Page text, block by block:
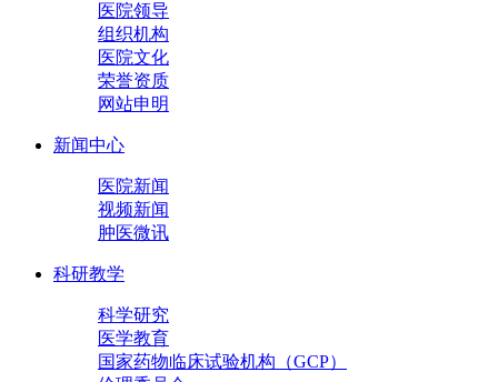
医院领导
组织机构
医院文化
荣誉资质
网站申明
新闻中心
医院新闻
视频新闻
肿医微讯
科研教学
科学研究
医学教育
国家药物临床试验机构（GCP）